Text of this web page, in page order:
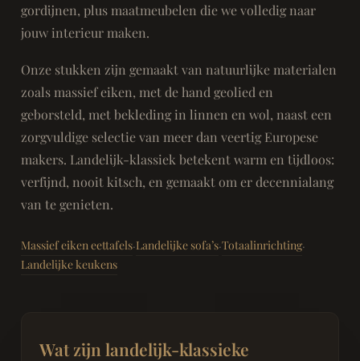
gordijnen, plus maatmeubelen die we volledig naar
jouw interieur maken.
Onze stukken zijn gemaakt van natuurlijke materialen
zoals massief eiken, met de hand geolied en
geborsteld, met bekleding in linnen en wol, naast een
zorgvuldige selectie van meer dan veertig Europese
makers. Landelijk-klassiek betekent warm en tijdloos:
verfijnd, nooit kitsch, en gemaakt om er decennialang
van te genieten.
Massief eiken eettafels·Landelijke sofa’s·Totaalinrichting·
Landelijke keukens
Wat zijn landelijk-klassieke